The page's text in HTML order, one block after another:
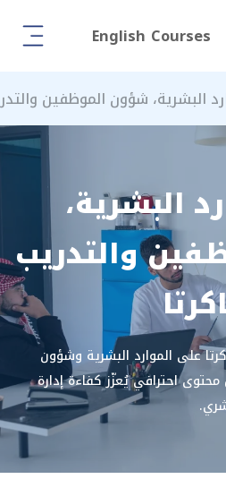
English Courses
البشرية، شؤون الموظفين
البشرية،
والتدريب
على الموارد البشرية وشؤون
احترافي يُعزّز كفاءة إدارة